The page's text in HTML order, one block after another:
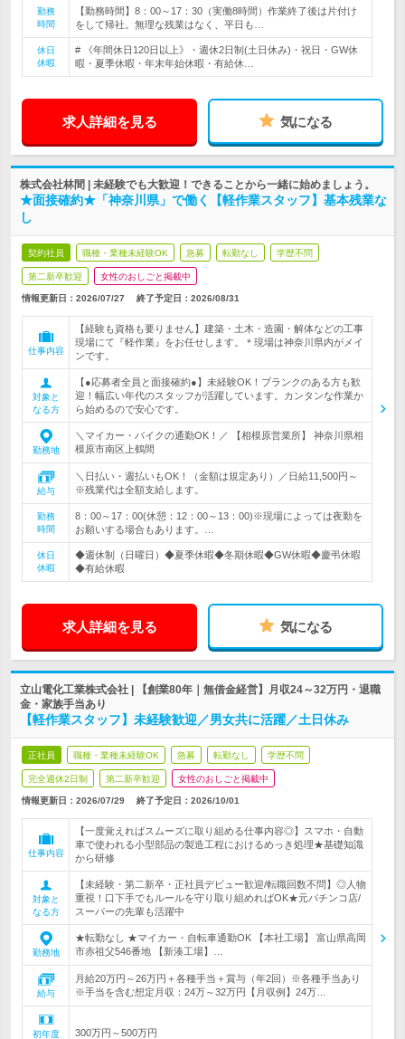
勤務
時間
【勤務時間】8：00～17：30（実働8時間）作業終了後は片付け
をして帰社。無理な残業はなく、平日も…
休日
休暇
# 《年間休日120日以上》・週休2日制(土日休み)・祝日・GW休
暇・夏季休暇・年末年始休暇・有給休…
求人詳細を見る 気になる
株式会社林間 | 未経験でも大歓迎！できることから一緒に始めましょう。
★面接確約★「神奈川県」で働く【軽作業スタッフ】基本残業な
し
契約社員 職種・業種未経験OK 急募 転勤なし 学歴不問
第二新卒歓迎 女性のおしごと掲載中
情報更新日：2026/07/27 終了予定日： 2026/08/31
仕事内容
【経験も資格も要りません】建築・土木・造園・解体などの工事
現場にて『軽作業』をお任せします。＊現場は神奈川県内がメイ
ンです。
対象と
なる方
【●応募者全員と面接確約●】未経験OK！ブランクのある方も歓
迎！幅広い年代のスタッフが活躍しています。カンタンな作業か
ら始めるので安心です。
勤務地
＼マイカー・バイクの通勤OK！／ 【相模原営業所】 神奈川県相
模原市南区上鶴間
給与
＼日払い・週払いもOK！（金額は規定あり）／日給11,500円～
※残業代は全額支給します。
勤務
時間
8：00～17：00(休憩：12：00～13：00)※現場によっては夜勤を
お願いする場合もあります。…
休日
休暇
◆週休制（日曜日）◆夏季休暇◆冬期休暇◆GW休暇◆慶弔休暇
◆有給休暇
求人詳細を見る 気になる
立山電化工業株式会社 | 【創業80年｜無借金経営】月収24～32万円・退職
金・家族手当あり
【軽作業スタッフ】未経験歓迎／男女共に活躍／土日休み
正社員 職種・業種未経験OK 急募 転勤なし 学歴不問
完全週休2日制 第二新卒歓迎 女性のおしごと掲載中
情報更新日：2026/07/29 終了予定日： 2026/10/01
仕事内容
【一度覚えればスムーズに取り組める仕事内容◎】スマホ・自動
車で使われる小型部品の製造工程におけるめっき処理★基礎知識
から研修
対象と
なる方
【未経験・第二新卒・正社員デビュー歓迎/転職回数不問】◎人物
重視！口下手でもルールを守り取り組めればOK★元パチンコ店/
スーパーの先輩も活躍中
勤務地
★転勤なし ★マイカー・自転車通勤OK 【本社工場】 富山県高岡
市赤祖父546番地 【新湊工場】…
給与
月給20万円～26万円＋各種手当＋賞与（年2回）※各種手当あり
※手当を含む想定月収：24万～32万円【月収例】24万…
初年度 300万円～500万円